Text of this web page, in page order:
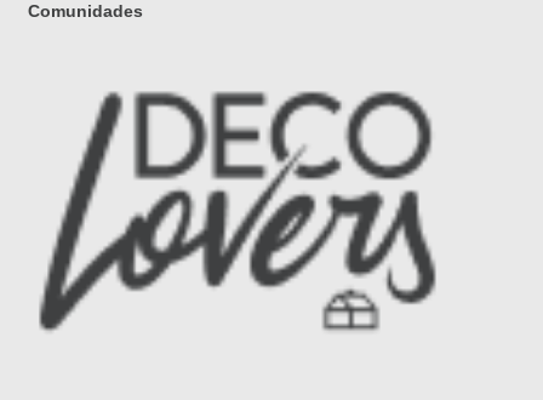
Comunidades